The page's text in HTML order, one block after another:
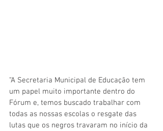
“A Secretaria Municipal de Educação tem
um papel muito importante dentro do
Fórum e, temos buscado trabalhar com
todas as nossas escolas o resgate das
lutas que os negros travaram no início da